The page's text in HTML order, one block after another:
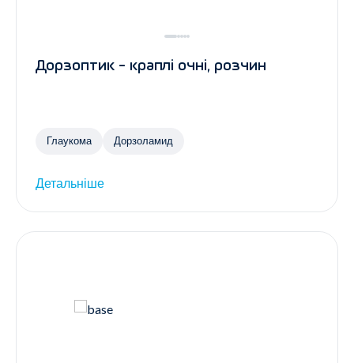
Дорзоптик - краплі очні, розчин
Глаукома Дорзоламид
Детальніше